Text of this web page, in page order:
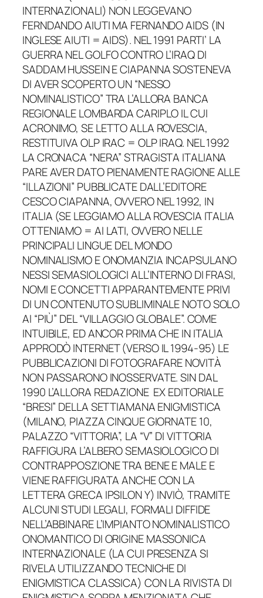
INTERNAZIONALI) NON LEGGEVANO
FERNDANDO AIUTI MA FERNANDO AIDS (IN
INGLESE AIUTI = AIDS). NEL 1991 PARTI’ LA
GUERRA NEL GOLFO CONTRO L’IRAQ DI
SADDAM HUSSEIN E CIAPANNA SOSTENEVA
DI AVER SCOPERTO UN “NESSO
NOMINALISTICO” TRA L’ALLORA BANCA
REGIONALE LOMBARDA CARIPLO IL CUI
ACRONIMO, SE LETTO ALLA ROVESCIA,
RESTITUIVA OLP IRAC = OLP IRAQ. NEL 1992
LA CRONACA “NERA” STRAGISTA ITALIANA
PARE AVER DATO PIENAMENTE RAGIONE ALLE
“ILLAZIONI” PUBBLICATE DALL’EDITORE
CESCO CIAPANNA, OVVERO NEL 1992, IN
ITALIA (SE LEGGIAMO ALLA ROVESCIA ITALIA
OTTENIAMO = AI LATI, OVVERO NELLE
PRINCIPALI LINGUE DEL MONDO
NOMINALISMO E ONOMANZIA INCAPSULANO
NESSI SEMASIOLOGICI ALL’INTERNO DI FRASI,
NOMI E CONCETTI APPARANTEMENTE PRIVI
DI UN CONTENUTO SUBLIMINALE NOTO SOLO
AI “PIÙ” DEL “VILLAGGIO GLOBALE”. COME
INTUIBILE, ED ANCOR PRIMA CHE IN ITALIA
APPRODÒ INTERNET (VERSO IL 1994-95) LE
PUBBLICAZIONI DI FOTOGRAFARE NOVITÀ
NON PASSARONO INOSSERVATE. SIN DAL
1990 L’ALLORA REDAZIONE EX EDITORIALE
“BRESI” DELLA SETTIAMANA ENIGMISTICA
(MILANO, PIAZZA CINQUE GIORNATE 10,
PALAZZO “VITTORIA”, LA “V” DI VITTORIA
RAFFIGURA L’ALBERO SEMASIOLOGICO DI
CONTRAPPOSZIONE TRA BENE E MALE E
VIENE RAFFIGURATA ANCHE CON LA
LETTERA GRECA IPSILON Y) INVIÒ, TRAMITE
ALCUNI STUDI LEGALI, FORMALI DIFFIDE
NELL’ABBINARE L’IMPIANTO NOMINALISTICO
ONOMANTICO DI ORIGINE MASSONICA
INTERNAZIONALE (LA CUI PRESENZA SI
RIVELA UTILIZZANDO TECNICHE DI
ENIGMISTICA CLASSICA) CON LA RIVISTA DI